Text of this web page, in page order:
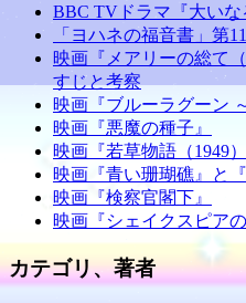
BBC TVドラマ『大いな
「ヨハネの福音書」第
映画『メアリーの総て
すじと考察
映画『ブルーラグーン
映画『悪魔の種子』
映画『若草物語（1949）
映画『青い珊瑚礁』と
映画『検察官閣下』
映画『シェイクスピアの
カテゴリ、著者